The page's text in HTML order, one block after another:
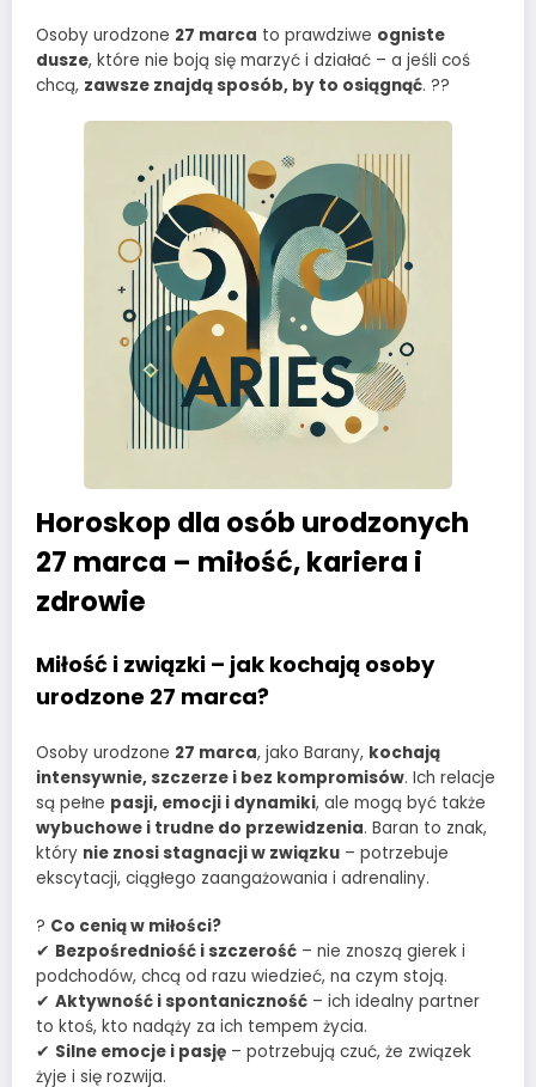
Osoby urodzone 27 marca to prawdziwe ogniste
dusze, które nie boją się marzyć i działać – a jeśli coś
chcą, zawsze znajdą sposób, by to osiągnąć. ??
Horoskop dla osób urodzonych
27 marca – miłość, kariera i
zdrowie
Miłość i związki – jak kochają osoby
urodzone 27 marca?
Osoby urodzone 27 marca, jako Barany, kochają
intensywnie, szczerze i bez kompromisów. Ich relacje
są pełne pasji, emocji i dynamiki, ale mogą być także
wybuchowe i trudne do przewidzenia. Baran to znak,
który nie znosi stagnacji w związku – potrzebuje
ekscytacji, ciągłego zaangażowania i adrenaliny.
? Co cenią w miłości?
✔ Bezpośredniość i szczerość – nie znoszą gierek i
podchodów, chcą od razu wiedzieć, na czym stoją.
✔ Aktywność i spontaniczność – ich idealny partner
to ktoś, kto nadąży za ich tempem życia.
✔ Silne emocje i pasję – potrzebują czuć, że związek
żyje i się rozwija.